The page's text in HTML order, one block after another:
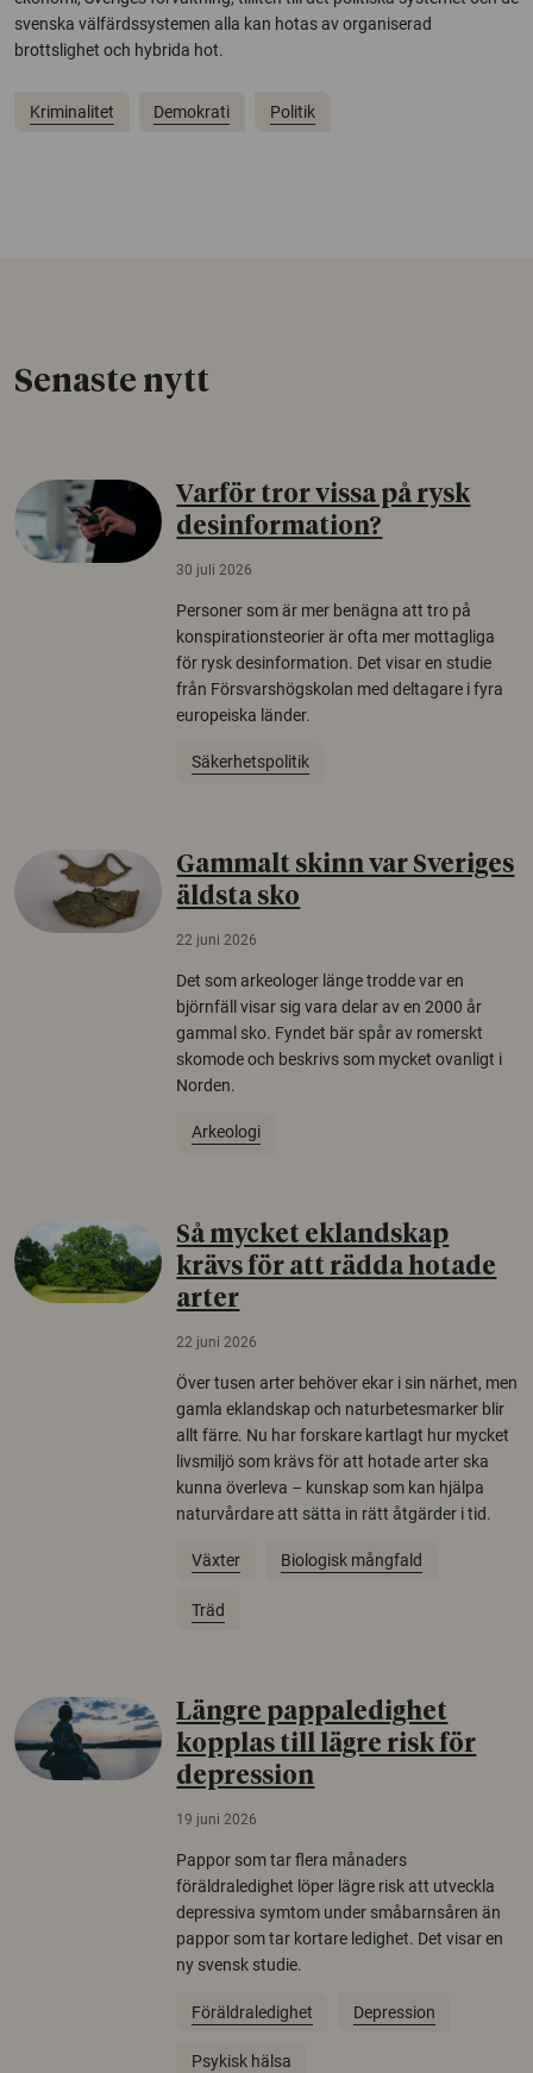
svenska välfärdssystemen alla kan hotas av organiserad
brottslighet och hybrida hot.
Kriminalitet Demokrati Politik
Senaste nytt
Varför tror vissa på rysk
desinformation?
30 juli 2026
Personer som är mer benägna att tro på
konspirationsteorier är ofta mer mottagliga
för rysk desinformation. Det visar en studie
från Försvarshögskolan med deltagare i fyra
europeiska länder.
Säkerhetspolitik
Gammalt skinn var Sveriges
äldsta sko
22 juni 2026
Det som arkeologer länge trodde var en
björnfäll visar sig vara delar av en 2000 år
gammal sko. Fyndet bär spår av romerskt
skomode och beskrivs som mycket ovanligt i
Norden.
Arkeologi
Så mycket eklandskap
krävs för att rädda hotade
arter
22 juni 2026
Över tusen arter behöver ekar i sin närhet, men
gamla eklandskap och naturbetesmarker blir
allt färre. Nu har forskare kartlagt hur mycket
livsmiljö som krävs för att hotade arter ska
kunna överleva – kunskap som kan hjälpa
naturvårdare att sätta in rätt åtgärder i tid.
Växter Biologisk mångfald
Träd
Längre pappaledighet
kopplas till lägre risk för
depression
19 juni 2026
Pappor som tar flera månaders
föräldraledighet löper lägre risk att utveckla
depressiva symtom under småbarnsåren än
pappor som tar kortare ledighet. Det visar en
ny svensk studie.
Föräldraledighet Depression
Psykisk hälsa